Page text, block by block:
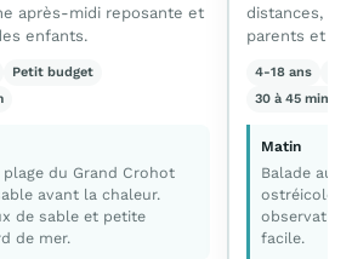
après-midi reposante et
enfants.
Petit budget
du Grand Crohot
avant la chaleur.
de sable et petite
de mer.
distances,
parents et
4-18 ans
30 à 45 min
Matin
Balade au
ostréicole
facile.